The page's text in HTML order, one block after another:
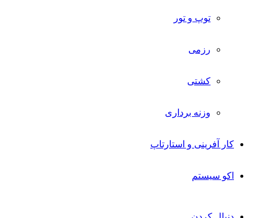
توپ و تور
رزمی
کشتی
وزنه برداری
کار آفرینی و استارتاپ
اکو سیستم